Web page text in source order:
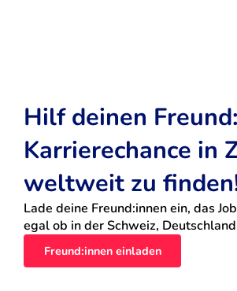
Hilf deinen
Karrierechance in
weltweit zu
Lade deine Freund:innen ein, das
egal ob in der Schweiz,
Freund:innen einladen